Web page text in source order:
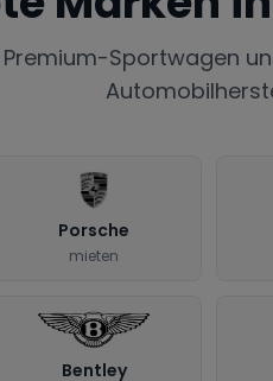
Premium-Sportwagen
Porsche
mieten
Bentley